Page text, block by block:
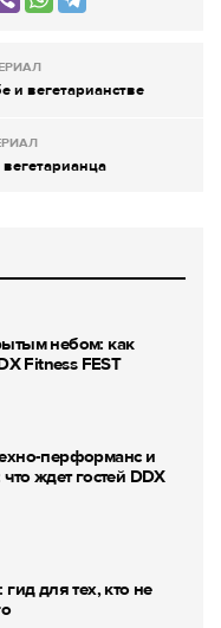
и вегетарианстве
небом: как
Fitness FEST
перформанс и
ждет гостей DDX
для тех, кто не